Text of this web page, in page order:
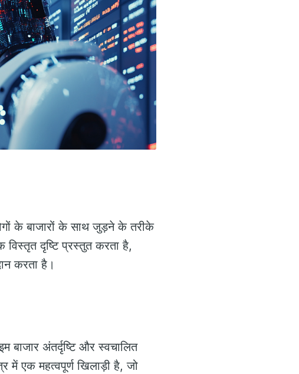
के बाजारों के साथ जुड़ने के तरीके
दृष्टि प्रस्तुत करता है,
करता है।
बाजार अंतर्दृष्टि और स्वचालित
में एक महत्वपूर्ण खिलाड़ी है, जो